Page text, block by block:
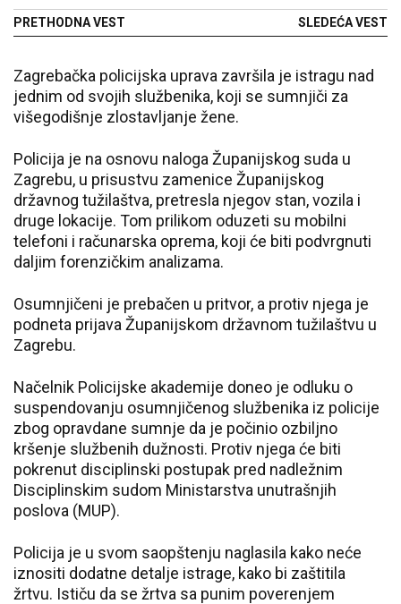
PRETHODNA VEST SLEDEĆA VEST
Zagrebačka policijska uprava završila je istragu nad
jednim od svojih službenika, koji se sumnjiči za
višegodišnje zlostavljanje žene.
Policija je na osnovu naloga Županijskog suda u
Zagrebu, u prisustvu zamenice Županijskog
državnog tužilaštva, pretresla njegov stan, vozila i
druge lokacije. Tom prilikom oduzeti su mobilni
telefoni i računarska oprema, koji će biti podvrgnuti
daljim forenzičkim analizama.
Osumnjičeni je prebačen u pritvor, a protiv njega je
podneta prijava Županijskom državnom tužilaštvu u
Zagrebu.
Načelnik Policijske akademije doneo je odluku o
suspendovanju osumnjičenog službenika iz policije
zbog opravdane sumnje da je počinio ozbiljno
kršenje službenih dužnosti. Protiv njega će biti
pokrenut disciplinski postupak pred nadležnim
Disciplinskim sudom Ministarstva unutrašnjih
poslova (MUP).
Policija je u svom saopštenju naglasila kako neće
iznositi dodatne detalje istrage, kako bi zaštitila
žrtvu. Ističu da se žrtva sa punim poverenjem